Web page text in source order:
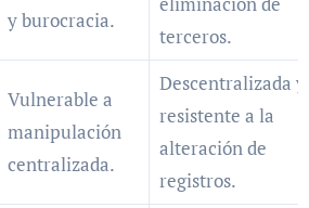
y burocracia.
terceros.
Vulnerable a
manipulación
centralizada.
Descentralizada y
resistente a la
alteración de
registros.